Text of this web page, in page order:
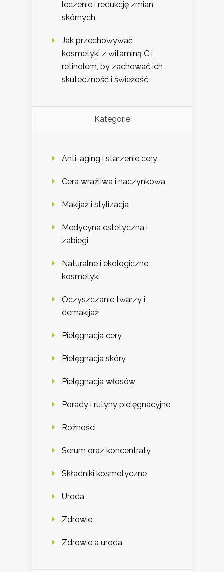
leczenie i redukcję zmian
skórnych
Jak przechowywać
kosmetyki z witaminą C i
retinolem, by zachować ich
skuteczność i świeżość
Kategorie
Anti-aging i starzenie cery
Cera wrażliwa i naczynkowa
Makijaż i stylizacja
Medycyna estetyczna i
zabiegi
Naturalne i ekologiczne
kosmetyki
Oczyszczanie twarzy i
demakijaż
Pielęgnacja cery
Pielęgnacja skóry
Pielęgnacja włosów
Porady i rutyny pielęgnacyjne
Różności
Serum oraz koncentraty
Składniki kosmetyczne
Uroda
Zdrowie
Zdrowie a uroda